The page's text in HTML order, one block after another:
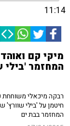
11:14
מיקי קם
המחזמר 'בילי
רבקה מיכאלי
חיטמן על 'בילי
המחזמר בבת ים